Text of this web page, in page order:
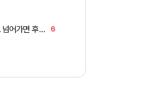
BMW 15년째 타고있는데 볼보로 넘어가면 후회할까요 ? 6